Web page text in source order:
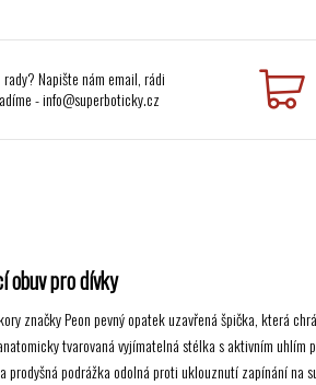
Napište nám email, rádi
- info@superboticky.cz
obuv pro dívky
značky Peon pevný opatek uzavřená špička, která
tvarovaná vyjímatelná stélka s aktivním uhlím
prodyšná podrážka odolná proti uklouznutí zapínání na